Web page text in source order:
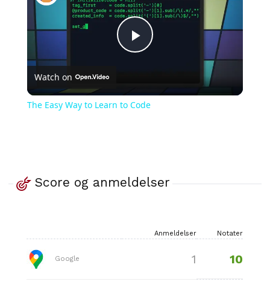
Play
Video
Watch on
The Easy Way to Learn to Code
Score og anmeldelser
Anmeldelser Notater
Google 1 10